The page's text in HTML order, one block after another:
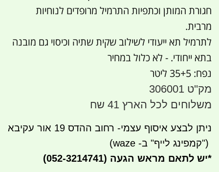
חגורת המותן וכתפיות התרמיל מרופדים לנוחיות
מרבית.
לתרמיל תא ייעודי לשילוב שקית שתיה וכיסוי גם מובנה
בתא ייחודי. - לא כלול במחיר
נפח: 35+5 ליטר
מק''ט 306001
משלוחים לכל הארץ 41 שח
ניתן לבצע איסוף עצמי- רחוב ההדס 19 אור עקיבא
")קמפינג לייף" ב- waze)
*יש לתאם מראש הגעה (052-3214741)